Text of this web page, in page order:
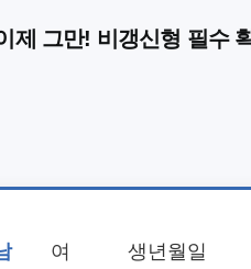
제 그만! 비갱신형 필수
여